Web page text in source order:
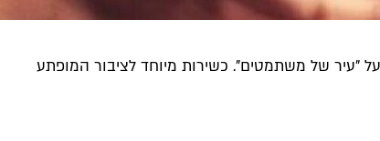
"עיר של משתמטים". כשירות מיוחד לציבור המופתע